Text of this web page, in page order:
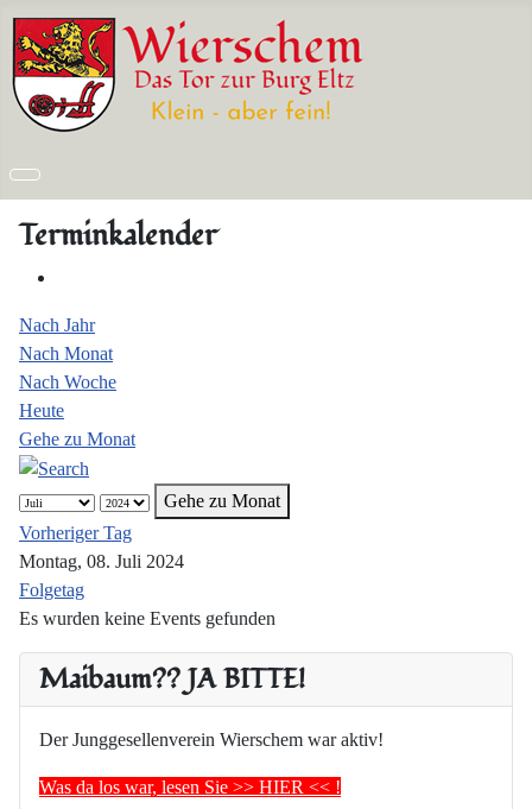
Maibaum?? JA BITTE!
Der Junggesellenverein Wierschem war aktiv!
Was da los war, lesen Sie >> HIER << !
Terminkalender
Nach Jahr
Nach Monat
Nach Woche
Heute
Gehe zu Monat
Gehe zu Monat
Vorheriger Tag
Montag, 08. Juli 2024
Folgetag
Es wurden keine Events gefunden